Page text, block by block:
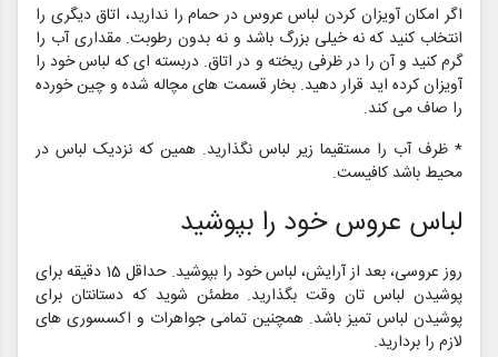
اگر امکان آویزان کردن لباس عروس در حمام را ندارید، اتاق دیگری را
انتخاب کنید که نه خیلی بزرگ باشد و نه بدون رطوبت. مقداری آب را
گرم کنید و آن را در ظرفی ریخته و در اتاق. دربسته ای که لباس خود را
آویزان کرده اید قرار دهید. بخار قسمت های مچاله شده و چین خورده
را صاف می کند.
* ظرف آب را مستقیما زیر لباس نگذارید. همین که نزدیک لباس در
محیط باشد کافیست.
لباس عروس خود را بپوشید
روز عروسی، بعد از آرایش، لباس خود را بپوشید. حداقل 15 دقیقه برای
پوشیدن لباس تان وقت بگذارید. مطمئن شوید که دستانتان برای
پوشیدن لباس تمیز باشد. همچنین تمامی جواهرات و اکسسوری های
لازم را بردارید.